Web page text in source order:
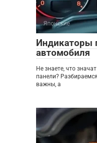
Японские
Индикаторы
автомобиля
Не знаете, что
панели?
важны, а